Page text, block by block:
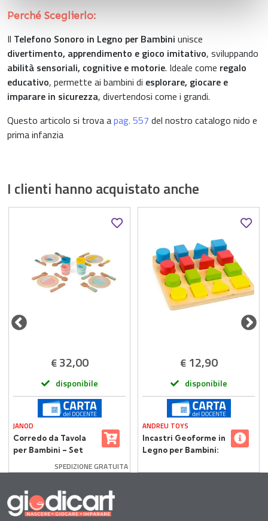
raccolto dal suo utilizzo dei loro servizi.
Perché Sceglierlo:
Il Telefono Sonoro in Legno per Bambini unisce
divertimento, apprendimento e gioco imitativo, sviluppando
abilità sensoriali, cognitive e motorie. Ideale come regalo
educativo, permette ai bambini di esplorare, giocare e
imparare in sicurezza, divertendosi come i grandi.
Questo articolo si trova apag. 557 del nostro catalogo nido e
prima infanzia
I clienti hanno acquistato anche
€ 32,00
disponibile
JANOD
Corredo da Tavola
per Bambini – Set
per 4 Persone
SPEDIZIONE GRATUITA
€ 12,90
disponibile
ANDREU TOYS
Incastri Geoforme in
Legno per Bambini:
Classificazione,